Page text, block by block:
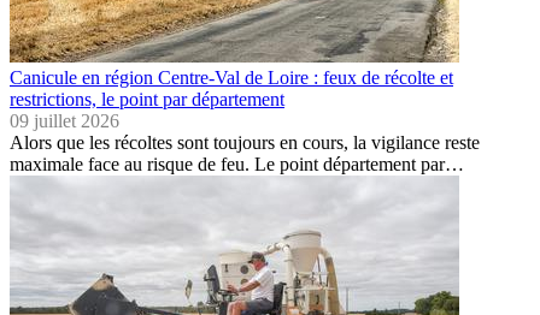
Canicule en région Centre-Val de Loire : feux de récolte et
restrictions, le point par département
09 juillet 2026
Alors que les récoltes sont toujours en cours, la vigilance reste
maximale face au risque de feu. Le point département par…